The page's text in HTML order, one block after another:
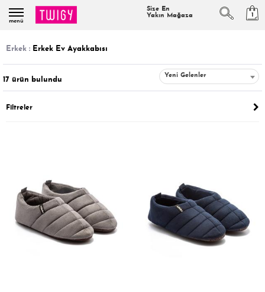
menü
Size En
Yakın Mağaza
1
erkek : Erkek Ev Ayakkabısı
17 ürün bulundu
Yeni Gelenler
Filtreler